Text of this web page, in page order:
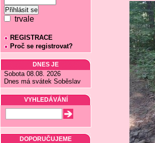
trvale
REGISTRACE
Proč se registrovat?
DNES JE
Sobota 08.08. 2026
Dnes má svátek Soběslav
VYHLEDÁVÁNÍ
DOPORUČUJEME